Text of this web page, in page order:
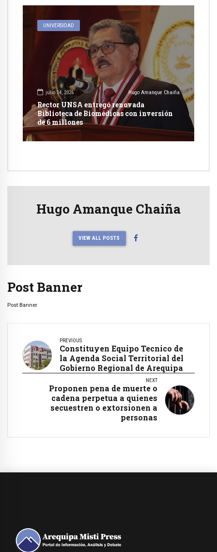
UNIVERSIDAD
julio 14, 2026 Hugo Amanque Chaiña
Rector UNSA entregó renovada
Biblioteca de Biomédicas con inversión
de 6 millones
Hugo Amanque Chaiña
VIEW ALL POSTS
Post Banner
Post Banner
PREVIOUS
Constituyen Equipo Tecnico de
la Agenda Social Territorial del
Gobierno Regional de Arequipa
NEXT
Proponen pena de muerte o
cadena perpetua a quienes
secuestren o extorsionen a
personas